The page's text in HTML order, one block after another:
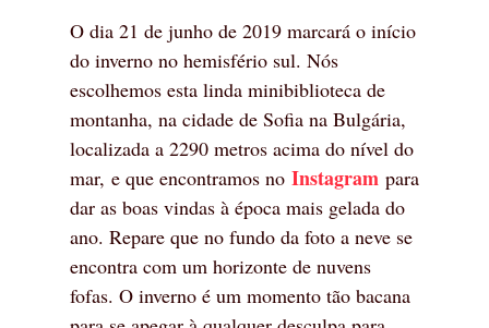
O dia 21 de junho de 2019 marcará o início
do inverno no hemisfério sul. Nós
escolhemos esta linda minibiblioteca de
montanha, na cidade de Sofia na Bulgária,
localizada a 2290 metros acima do nível do
mar, e que encontramos no Instagram para
dar as boas vindas à época mais gelada do
ano. Repare que no fundo da foto a neve se
encontra com um horizonte de nuvens
fofas. O inverno é um momento tão bacana